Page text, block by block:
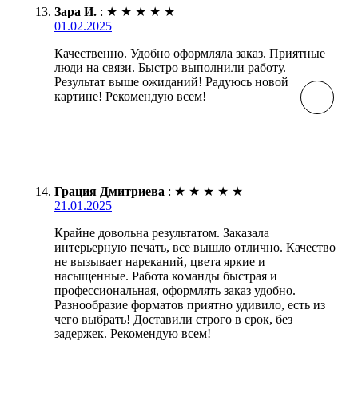
Зара И. : ★ ★ ★ ★ ★
01.02.2025
Качественно. Удобно оформляла заказ. Приятные
люди на связи. Быстро выполнили работу.
Результат выше ожиданий! Радуюсь новой
картине! Рекомендую всем!
Грация Дмитриева : ★ ★ ★ ★ ★
21.01.2025
Крайне довольна результатом. Заказала
интерьерную печать, все вышло отлично. Качество
не вызывает нареканий, цвета яркие и
насыщенные. Работа команды быстрая и
профессиональная, оформлять заказ удобно.
Разнообразие форматов приятно удивило, есть из
чего выбрать! Доставили строго в срок, без
задержек. Рекомендую всем!